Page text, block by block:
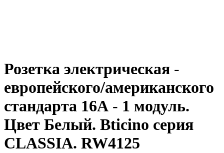
Розетка электрическая -
европейского/американского
стандарта 16А - 1 модуль.
Цвет Белый. Bticino серия
CLASSIA. RW4125